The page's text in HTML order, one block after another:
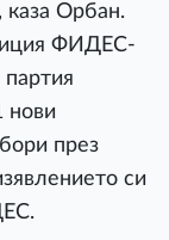
Орбан.
ФИДЕС-
нови
през
си